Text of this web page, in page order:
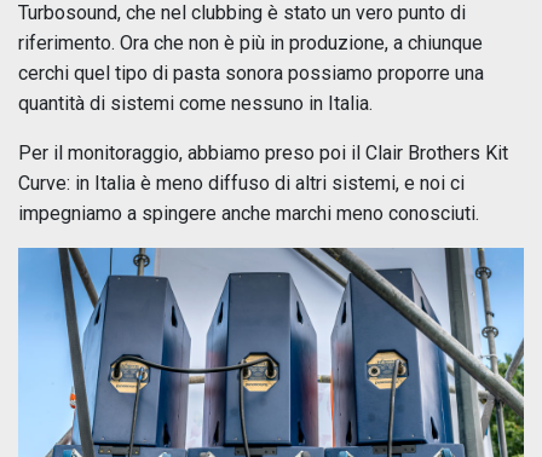
Turbosound, che nel clubbing è stato un vero punto di
riferimento. Ora che non è più in produzione, a chiunque
cerchi quel tipo di pasta sonora possiamo proporre una
quantità di sistemi come nessuno in Italia.
Per il monitoraggio, abbiamo preso poi il Clair Brothers Kit
Curve: in Italia è meno diffuso di altri sistemi, e noi ci
impegniamo a spingere anche marchi meno conosciuti.